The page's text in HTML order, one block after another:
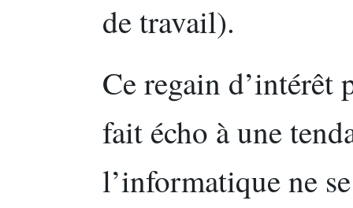
de travail).
Ce regain d’intérêt
fait écho à une
l’informatique ne